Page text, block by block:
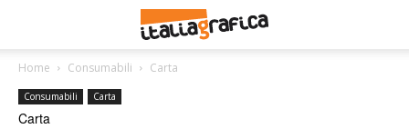
Home Consumabili Carta
Consumabili Carta
Carta